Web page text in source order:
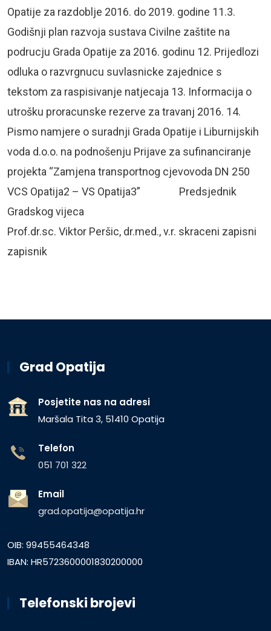
Opatije za razdoblje 2016. do 2019. godine 11.3.
Godišnji plan razvoja sustava Civilne zaštite na
podrucju Grada Opatije za 2016. godinu 12. Prijedlozi
odluka o razvrgnucu suvlasnicke zajednice s
tekstom za raspisivanje natjecaja 13. Informacija o
utrošku proracunske rezerve za travanj 2016. 14.
Pismo namjere o suradnji Grada Opatije i Liburnijskih
voda d.o.o. na podnošenju Prijave za sufinanciranje
projekta “Zamjena transportnog cjevovoda DN 250
VCS Opatija2 – VS Opatija3” Predsjednik
Gradskog vijeca
Prof.dr.sc. Viktor Peršic, dr.med., v.r. skraceni zapisni
zapisnik
Grad Opatija
Posjetite nas na adresi
Maršala Tita 3, 51410 Opatija
Telefon
051 701 322
Email
grad.opatija@opatija.hr
OIB: 99455464348
IBAN: HR5723600001830200000
Telefonski brojevi